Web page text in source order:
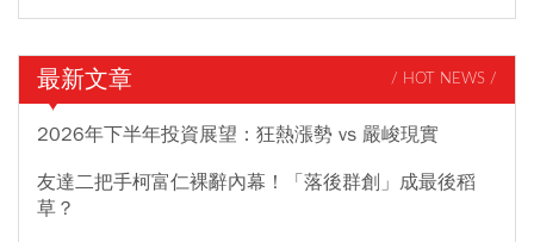
最新文章 / HOT NEWS /
2026年下半年投資展望：狂熱漲勢 vs 嚴峻現實
友達二把手柯富仁裸辭內幕！「落後群創」成最後稻
草？